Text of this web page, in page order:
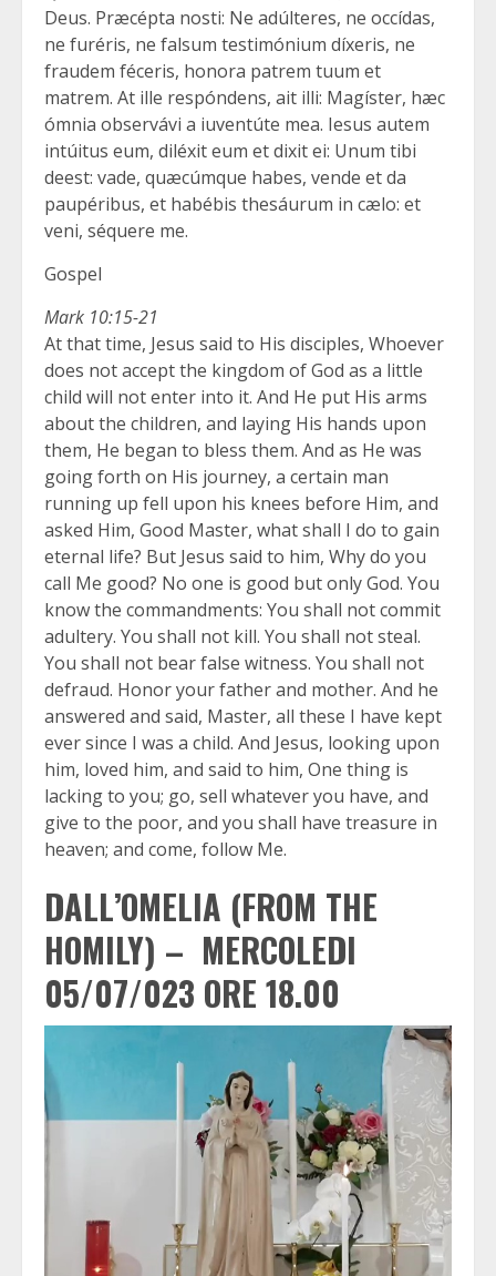
Deus. Præcépta nosti: Ne adúlteres, ne occídas,
ne furéris, ne falsum testimónium díxeris, ne
fraudem féceris, honora patrem tuum et
matrem. At ille respóndens, ait illi: Magíster, hæc
ómnia observávi a iuventúte mea. Iesus autem
intúitus eum, diléxit eum et dixit ei: Unum tibi
deest: vade, quæcúmque habes, vende et da
paupéribus, et habébis thesáurum in cælo: et
veni, séquere me.
Gospel
Mark 10:15-21
At that time, Jesus said to His disciples, Whoever
does not accept the kingdom of God as a little
child will not enter into it. And He put His arms
about the children, and laying His hands upon
them, He began to bless them. And as He was
going forth on His journey, a certain man
running up fell upon his knees before Him, and
asked Him, Good Master, what shall I do to gain
eternal life? But Jesus said to him, Why do you
call Me good? No one is good but only God. You
know the commandments: You shall not commit
adultery. You shall not kill. You shall not steal.
You shall not bear false witness. You shall not
defraud. Honor your father and mother. And he
answered and said, Master, all these I have kept
ever since I was a child. And Jesus, looking upon
him, loved him, and said to him, One thing is
lacking to you; go, sell whatever you have, and
give to the poor, and you shall have treasure in
heaven; and come, follow Me.
DALL’OMELIA (FROM THE
HOMILY) – MERCOLEDI
05/07/023 ORE 18.00